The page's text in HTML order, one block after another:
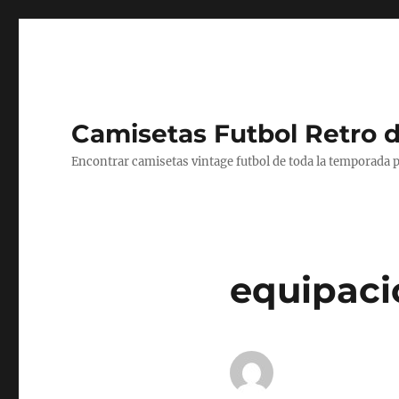
Camisetas Futbol Retro
Encontrar camisetas vintage futbol de toda la temporada